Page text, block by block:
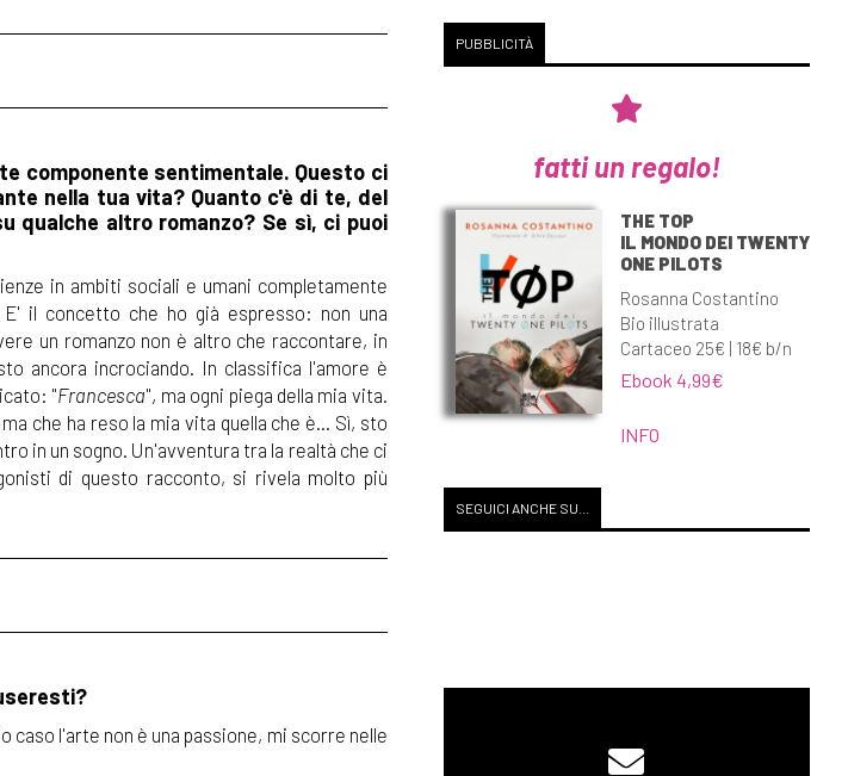
componente sentimentale. Questo ci
nella tua vita? Quanto c'è di te, del
qualche altro romanzo? Se sì, ci puoi
in ambiti sociali e umani completamente
il concetto che ho già espresso: non una
un romanzo non è altro che raccontare, in
ancora incrociando. In classifica l'amore è
"Francesca", ma ogni piega della mia vita.
che ha reso la mia vita quella che è... Sì, sto
in un sogno. Un'avventura tra la realtà che ci
di questo racconto, si rivela molto più
l'arte non è una passione, mi scorre nelle
PUBBLICITÀ
fatti un regalo!
THE TOP
IL MONDO DEI TWENTY
ONE PILOTS
Rosanna Costantino
Bio illustrata
Cartaceo 25€ | 18€ b/n
Ebook 4,99€
INFO
SEGUICI ANCHE SU...